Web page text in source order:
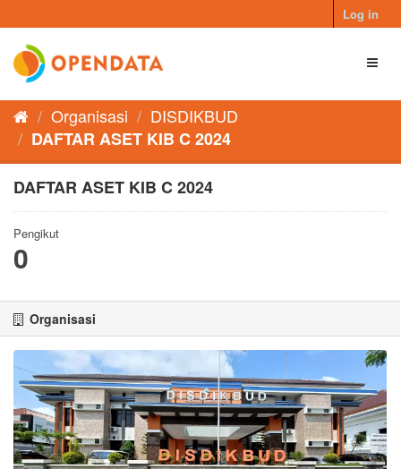
to
content
Log in
Organisasi
DISDIKBUD
DAFTAR ASET KIB C 2024
DAFTAR ASET KIB C 2024
Pengikut
0
Organisasi